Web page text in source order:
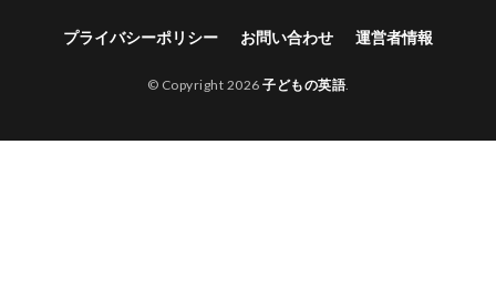
プライバシーポリシー お問い合わせ 運営者情報
© Copyright 2026 子どもの英語.